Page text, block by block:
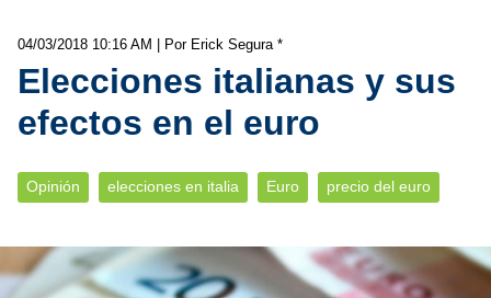
04/03/2018 10:16 AM | Por Erick Segura *
Elecciones italianas y sus
efectos en el euro
Opinión elecciones en italia Euro precio del euro